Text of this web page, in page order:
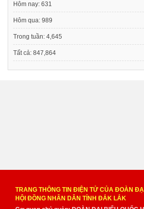
Hôm nay: 631
Hôm qua: 989
Trong tuần: 4,645
Tất cả: 847,864
TRANG THÔNG TIN ĐIỆN TỬ CỦA ĐOÀN
HỘI ĐỒNG NHÂN DÂN TỈNH ĐẮK LẮK